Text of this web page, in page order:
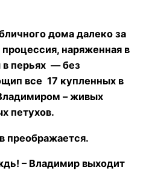
дома далеко за
наряженная в
перьях — без
все 17 купленных в
– живых
петухов.
преображается.
– Владимир выходит